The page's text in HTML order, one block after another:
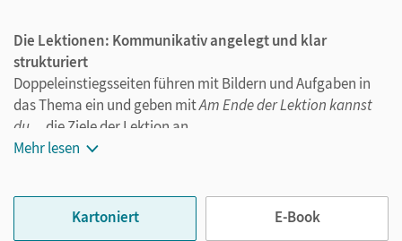
Die Lektionen: Kommunikativ angelegt und klar
strukturiert
Doppeleinstiegsseiten führen mit Bildern und Aufgaben in
das Thema ein und geben mitAm Ende der Lektion kannst
du ...
die Ziele der Lektion an.
In einzelnen kompetenzorientierten Abschnitten wird neuer
Erfüllung der Lernaufgaben am Ende jeder Lektion dar.
Mehr lesen
Kartoniert E-Book